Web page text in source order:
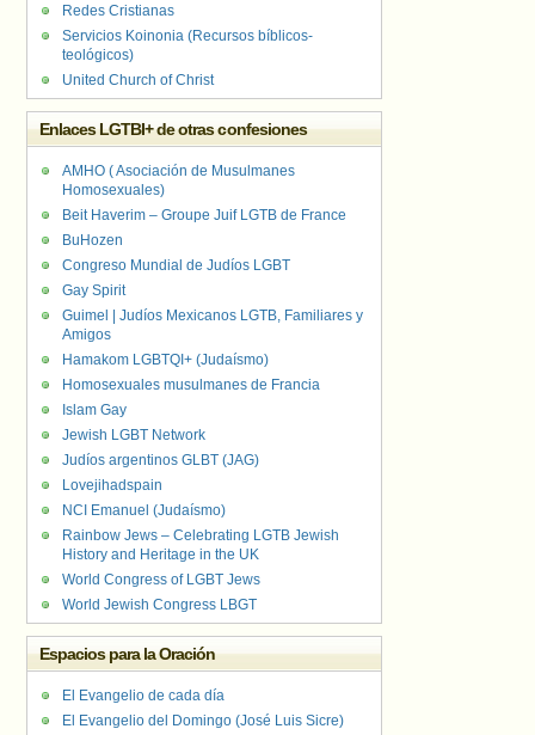
Redes Cristianas
Servicios Koinonia (Recursos bíblicos-
teológicos)
United Church of Christ
Enlaces LGTBI+ de otras confesiones
AMHO ( Asociación de Musulmanes
Homosexuales)
Beit Haverim – Groupe Juif LGTB de France
BuHozen
Congreso Mundial de Judíos LGBT
Gay Spirit
Guimel | Judíos Mexicanos LGTB, Familiares y
Amigos
Hamakom LGBTQI+ (Judaísmo)
Homosexuales musulmanes de Francia
Islam Gay
Jewish LGBT Network
Judíos argentinos GLBT (JAG)
Lovejihadspain
NCI Emanuel (Judaísmo)
Rainbow Jews – Celebrating LGTB Jewish
History and Heritage in the UK
World Congress of LGBT Jews
World Jewish Congress LBGT
Espacios para la Oración
El Evangelio de cada día
El Evangelio del Domingo (José Luis Sicre)